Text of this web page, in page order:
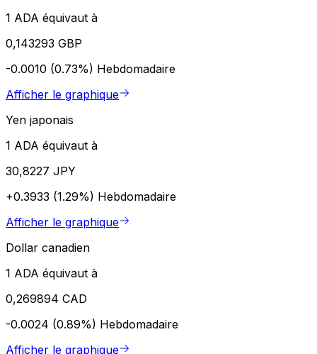
1 ADA équivaut à
0,143293 GBP
-0.0010 (0.73%) Hebdomadaire
Afficher le graphique
Yen japonais
1 ADA équivaut à
30,8227 JPY
+0.3933 (1.29%) Hebdomadaire
Afficher le graphique
Dollar canadien
1 ADA équivaut à
0,269894 CAD
-0.0024 (0.89%) Hebdomadaire
Afficher le graphique